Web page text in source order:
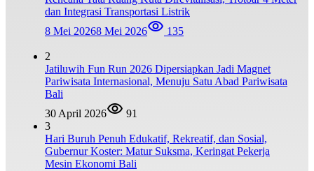
dan Integrasi Transportasi Listrik
8 Mei 20268 Mei 2026 135
2
Jatiluwih Fun Run 2026 Dipersiapkan Jadi Magnet
Pariwisata Internasional, Menuju Satu Abad Pariwisata
Bali
30 April 2026
91
3
Hari Buruh Penuh Edukatif, Rekreatif, dan Sosial,
Gubernur Koster: Matur Suksma, Keringat Pekerja
Mesin Ekonomi Bali